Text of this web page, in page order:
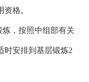
格。
炼，按照中组部有关
时安排到基层锻炼2